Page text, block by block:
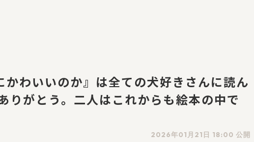
わいいのか』は全ての犬好きさんに読ん
りがとう。二人はこれからも絵本の中で
2026年01月21日 18:00 公開